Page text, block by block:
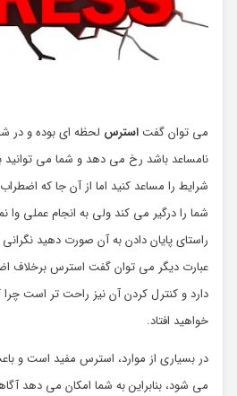
می توان گفت استرس لحظه ای بوده و در
نامساعد باشد رخ می دهد و شما می توانید
شرایط را مساعد کنید اما از آن جا که
شما را درگیر می کند ولی به انجام عملی وا
راستای پایان دادن به آن صورت دهید نگرانی
عبارت دیگر می توان گفت استرس برخلاف
دارد و کنترل کردن آن نیز راحت تر است
خواهید افتاد.
در بسیاری از موارد، استرس مفید است و
می شود، بنابراین به شما امکان می دهد